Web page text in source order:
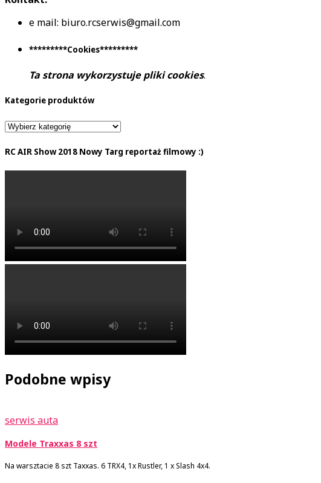
e mail: biuro.rcserwis@gmail.com
*********Cookies*********
Ta strona wykorzystuje pliki cookies.
Kategorie produktów
RC AIR Show 2018 Nowy Targ reportaż filmowy :)
Podobne wpisy
serwis auta
Modele Traxxas 8 szt
Na warsztacie 8 szt Taxxas. 6 TRX4, 1x Rustler, 1 x Slash 4x4.